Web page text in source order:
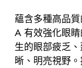
蘊含多種高品
A 有效強化眼
生的眼部疲乏
晰、明亮視野